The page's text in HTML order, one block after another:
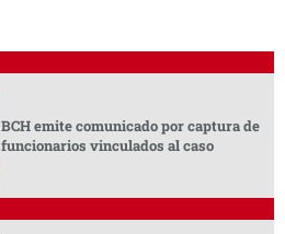
BCH emite comunicado por captura de
funcionarios vinculados al caso